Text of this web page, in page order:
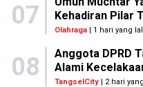
07
Kehadiran Pilar
Olahraga| 1 hari yang
08
Anggota DPRD
Alami
TangselCity| 2 hari